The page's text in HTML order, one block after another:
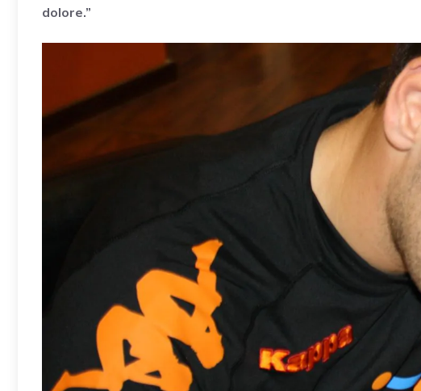
dolore.”